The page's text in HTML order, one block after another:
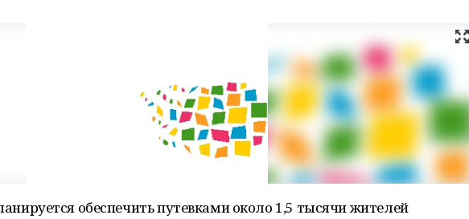
обеспечить путевками около 1,5 тысячи жителей